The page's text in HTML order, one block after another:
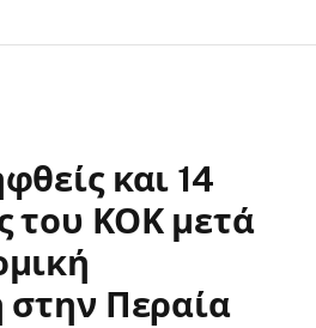
και 14
του ΚΟΚ μετά
στην Περαία